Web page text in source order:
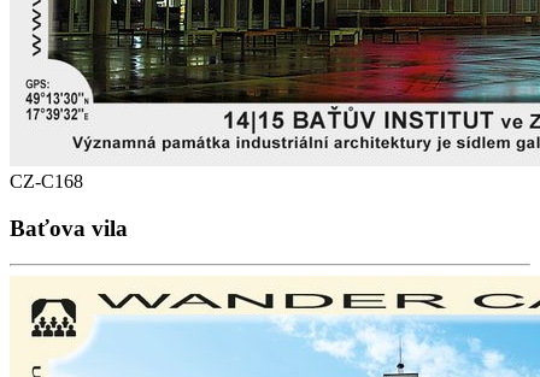
CZ-C168
Baťova vila